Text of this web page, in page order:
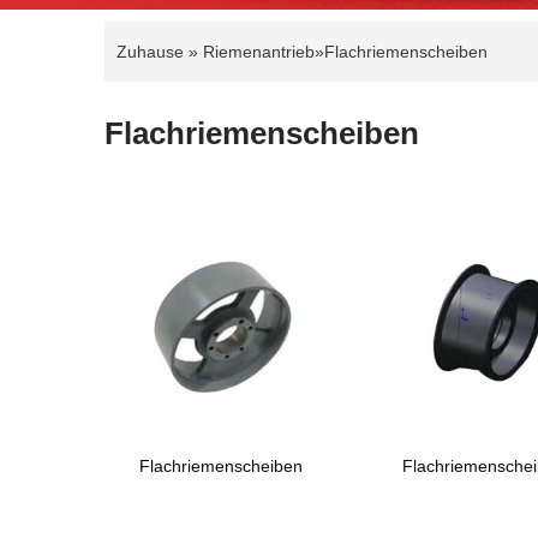
Zuhause » Riemenantrieb»Flachriemenscheiben
Flachriemenscheiben
Flachriemenscheiben